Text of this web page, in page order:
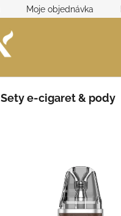
Moje objednávka
Sety e-cigaret & pody